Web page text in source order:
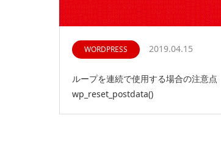
WORDPRESS 2019.04.15
ループを連続で使用する場合の注意点
wp_reset_postdata()